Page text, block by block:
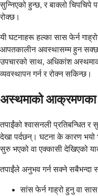
सुन्निएको हुन्छ, र बाक्लो चिपचिपे
रोक्छ।
यी घटनाहरू हल्का सास फेर्न
आपतकालीन अवस्थासम्म हुन
उपचारको साथ, अधिकांश
व्यवस्थापन गर्न र रोक्न सकिन्छ।
अस्थमाको
तपाईंको श्वासनली प्रतिबन्धित
देखा पर्दछन्। घटना के कारण भयो
सुरु भएको वा एक्कासी देखिएको
तपाईंले अनुभव गर्न सक्ने सबैभन्दा
सांस फेर्न गाह्रो हुनु वा